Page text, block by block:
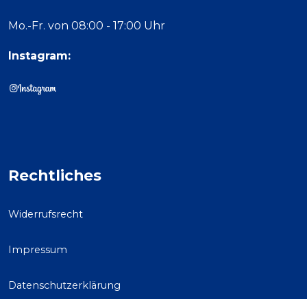
Mo.-Fr. von 08:00 - 17:00 Uhr
Instagram:
Rechtliches
Widerrufsrecht
Impressum
Datenschutzerklärung